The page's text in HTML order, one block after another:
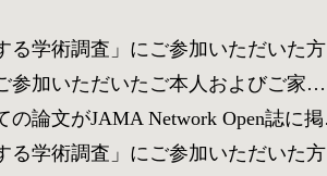
る学術調査」にご参加いただいた方
やリボ核酸（RNA）を用いた医学系研究に対するご協力のお願い
Network Open誌に掲載されました。
る学術調査」にご参加いただいた方